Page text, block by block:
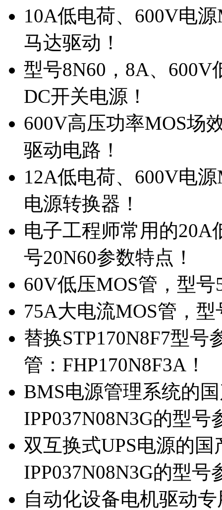
10A低电荷、600V电
马达驱动！
型号8N60，8A、
DC开关电源！
600V高压功率MOS场
驱动电路！
12A低电荷、600V电
电源转换器！
电子工程师常用的20A
号20N60参数特点！
60V低压MOS管，型
75A大电流MOS管，
替换STP170N8F7型
管：FHP170N8F3A！
BMS电源管理系统的
IPP037N08N3G的型号
双互换式UPS电源的
IPP037N08N3G的型号
自动化设备电机驱动